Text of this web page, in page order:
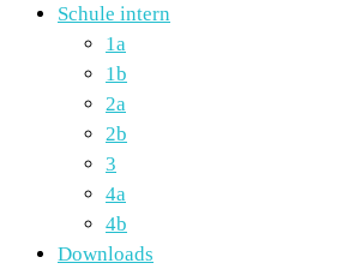
Schule intern
1a
1b
2a
2b
3
4a
4b
Downloads